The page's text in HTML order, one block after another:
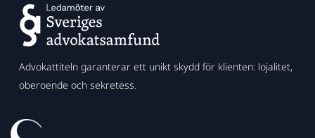
Advokattiteln garanterar ett unikt skydd för klienten: lojalitet,
oberoende och sekretess.